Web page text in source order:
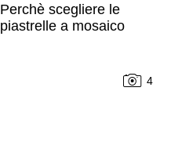
Perchè scegliere le
piastrelle a mosaico
4